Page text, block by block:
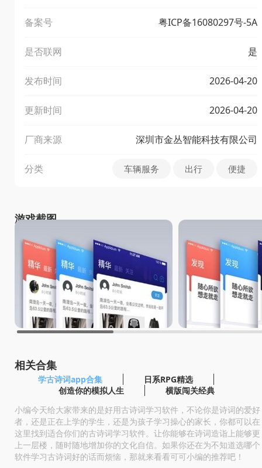
备案号 粤ICP备16080297号-5A
是否联网 是
发布时间 2026-04-20
更新时间 2026-04-20
厂商来源 深圳市金丛智能科技有限公司
分类 车辆服务 出行 便捷
游戏截图
相关合集
学古诗词app合集
日系RPG精选
创造你的模拟人生
横版闯关经典
小编今天给大家带来的是好用古诗词学习软件，不论你是诗词的爱好
者，还是正在上学的学生，还是为孩子学习操心的家长，你都可以在
这里找到适合你们的古诗词学习软件。让你能够在诗词造诣上能够更
上一层楼，随时随地增加你的文化自信。如果你还在为不知道选哪个
软件学习古诗词好的话而烦恼，那就来看看可可小编的推荐吧！